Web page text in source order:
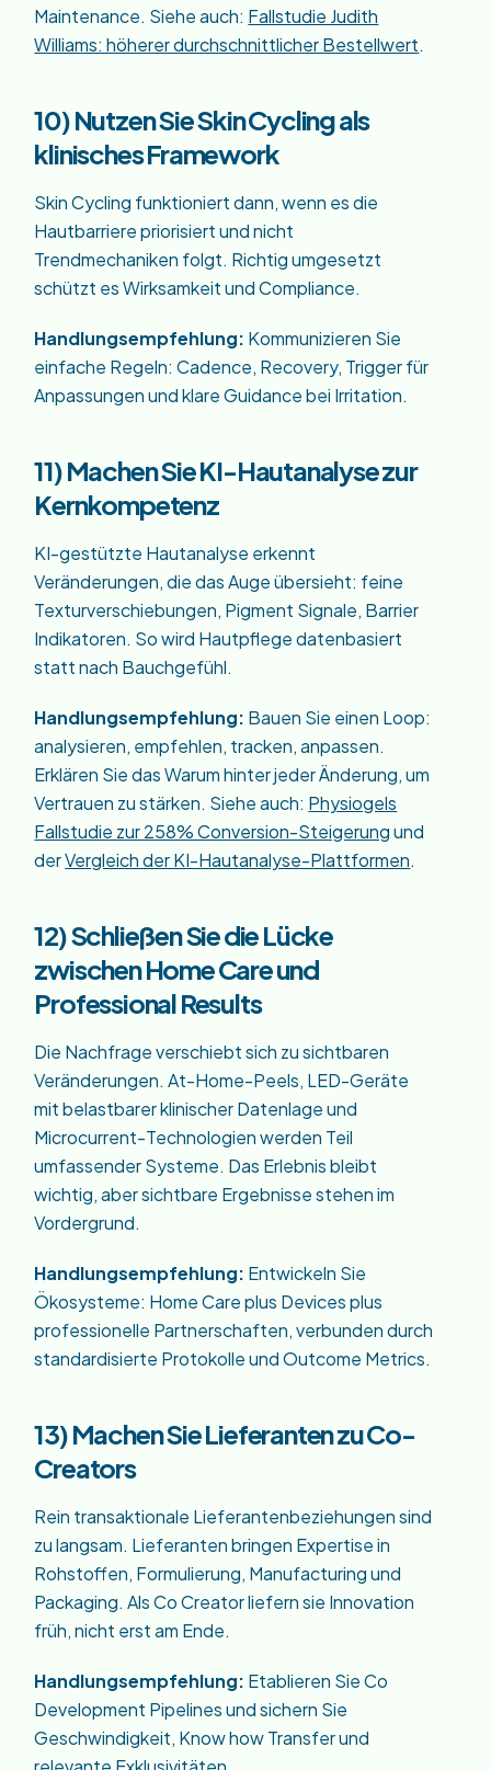
Maintenance. Siehe auch: Fallstudie Judith
Williams: höherer durchschnittlicher Bestellwert.
10) Nutzen Sie Skin Cycling als
klinisches Framework
Skin Cycling funktioniert dann, wenn es die
Hautbarriere priorisiert und nicht
Trendmechaniken folgt. Richtig umgesetzt
schützt es Wirksamkeit und Compliance.
Handlungsempfehlung: Kommunizieren Sie
einfache Regeln: Cadence, Recovery, Trigger für
Anpassungen und klare Guidance bei Irritation.
11) Machen Sie KI-Hautanalyse zur
Kernkompetenz
KI-gestützte Hautanalyse erkennt
Veränderungen, die das Auge übersieht: feine
Texturverschiebungen, Pigment Signale, Barrier
Indikatoren. So wird Hautpflege datenbasiert
statt nach Bauchgefühl.
Handlungsempfehlung: Bauen Sie einen Loop:
analysieren, empfehlen, tracken, anpassen.
Erklären Sie das Warum hinter jeder Änderung, um
Vertrauen zu stärken. Siehe auch: Physiogels
Fallstudie zur 258% Conversion-Steigerungund
derVergleich der KI-Hautanalyse-Plattformen.
12) Schließen Sie die Lücke
zwischen Home Care und
Professional Results
Die Nachfrage verschiebt sich zu sichtbaren
Veränderungen. At-Home-Peels, LED-Geräte
mit belastbarer klinischer Datenlage und
Microcurrent-Technologien werden Teil
umfassender Systeme. Das Erlebnis bleibt
wichtig, aber sichtbare Ergebnisse stehen im
Vordergrund.
Handlungsempfehlung: Entwickeln Sie
Ökosysteme: Home Care plus Devices plus
professionelle Partnerschaften, verbunden durch
standardisierte Protokolle und Outcome Metrics.
13) Machen Sie Lieferanten zu Co-
Creators
Rein transaktionale Lieferantenbeziehungen sind
zu langsam. Lieferanten bringen Expertise in
Rohstoffen, Formulierung, Manufacturing und
Packaging. Als Co Creator liefern sie Innovation
früh, nicht erst am Ende.
Handlungsempfehlung: Etablieren Sie Co
Development Pipelines und sichern Sie
Geschwindigkeit, Know how Transfer und